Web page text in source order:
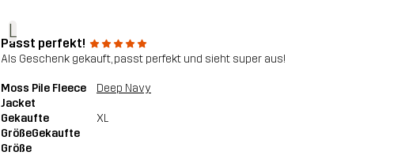
L
Passt perfekt!
Als Geschenk gekauft, passt perfekt und sieht super aus!
Moss Pile Fleece
Jacket
Deep Navy
Gekaufte
GrößeGekaufte
Größe
XL